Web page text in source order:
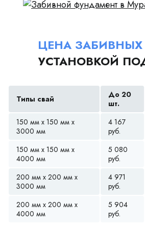
ЦЕНА ЗАБИВНЫХ
УСТАНОВКОЙ
Типы свай
До 20
шт.
150 мм x 150 мм x
3000 мм
4 167
руб.
150 мм x 150 мм x
4000 мм
5 080
руб.
200 мм x 200 мм x
3000 мм
4 971
руб.
200 мм x 200 мм x
4000 мм
5 904
руб.